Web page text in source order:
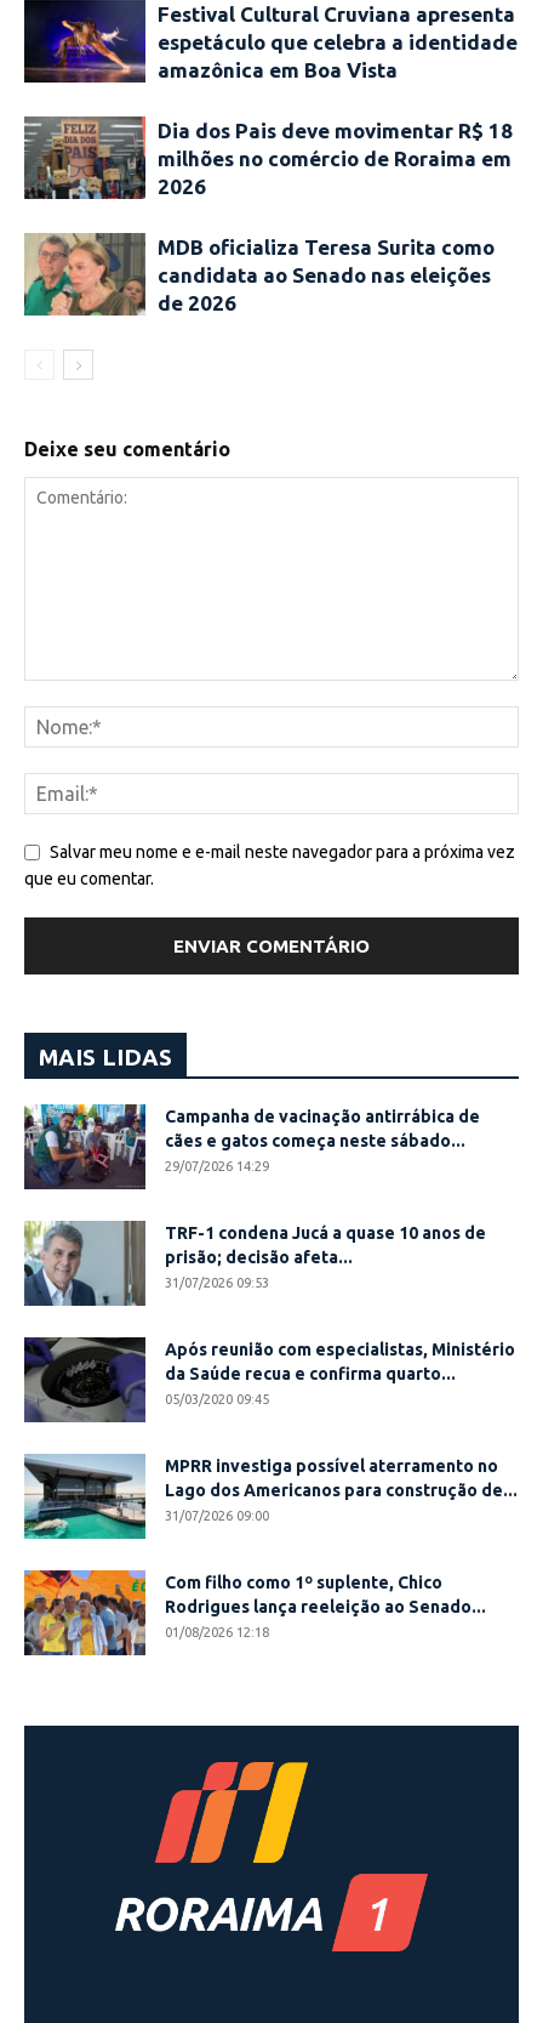
Festival Cultural Cruviana apresenta
espetáculo que celebra a identidade
amazônica em Boa Vista
Dia dos Pais deve movimentar R$ 18
milhões no comércio de Roraima em
2026
MDB oficializa Teresa Surita como
candidata ao Senado nas eleições
de 2026
Deixe seu comentário
Salvar meu nome e e-mail neste navegador para a próxima vez
que eu comentar.
MAIS LIDAS
Campanha de vacinação antirrábica de
cães e gatos começa neste sábado...
29/07/2026 14:29
TRF-1 condena Jucá a quase 10 anos de
prisão; decisão afeta...
31/07/2026 09:53
Após reunião com especialistas, Ministério
da Saúde recua e confirma quarto...
05/03/2020 09:45
MPRR investiga possível aterramento no
Lago dos Americanos para construção de...
31/07/2026 09:00
Com filho como 1º suplente, Chico
Rodrigues lança reeleição ao Senado...
01/08/2026 12:18